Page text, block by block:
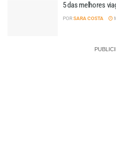
5 das melhores
PORSARA COSTA